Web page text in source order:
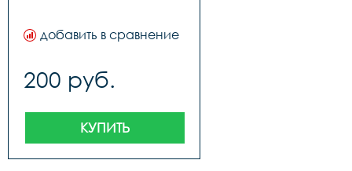
добавить в сравнение
200 руб.
КУПИТЬ